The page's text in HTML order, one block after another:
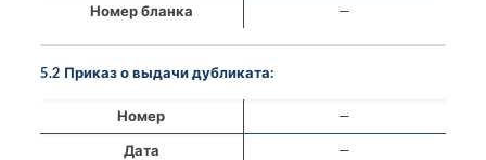
Номер бланка
—
5.2 Приказ о выдачи дубликата:
Номер
—
Дата
—